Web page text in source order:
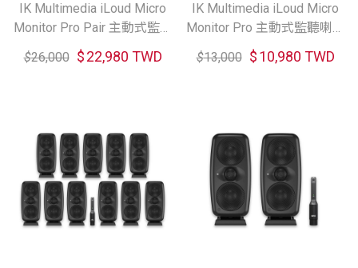
IK Multimedia iLoud Micro
Monitor Pro Pair 主動式監聽
喇叭一對 (共2色)
$26,000 $22,980 TWD
IK Multimedia iLoud Micro
Monitor Pro 主動式監聽喇叭
(共2色)
$13,000 $10,980 TWD